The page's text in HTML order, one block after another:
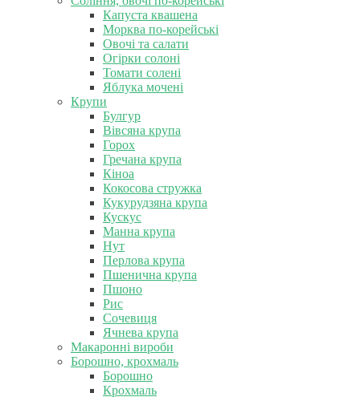
Капуста квашена
Морква по-корейські
Овочі та салати
Огірки солоні
Томати солені
Яблука мочені
Крупи
Булгур
Вівсяна крупа
Горох
Гречана крупа
Кіноа
Кокосова стружка
Кукурудзяна крупа
Кускус
Манна крупа
Нут
Перлова крупа
Пшенична крупа
Пшоно
Рис
Сочевиця
Ячнева крупа
Макаронні вироби
Борошно, крохмаль
Борошно
Крохмаль